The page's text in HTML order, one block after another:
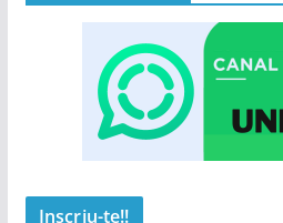
Inscriu-te!!